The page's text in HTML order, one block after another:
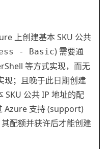
上创建基本 SKU 公共
- Basic) 需要通
等方式实现，而无
；且晚于此日期创建
公共 IP 地址的配
Azure 支持 (support)
配额并获许后才能创建